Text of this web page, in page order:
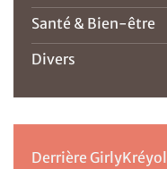
Santé & Bien-être
Divers
Derrière GirlyKréyol